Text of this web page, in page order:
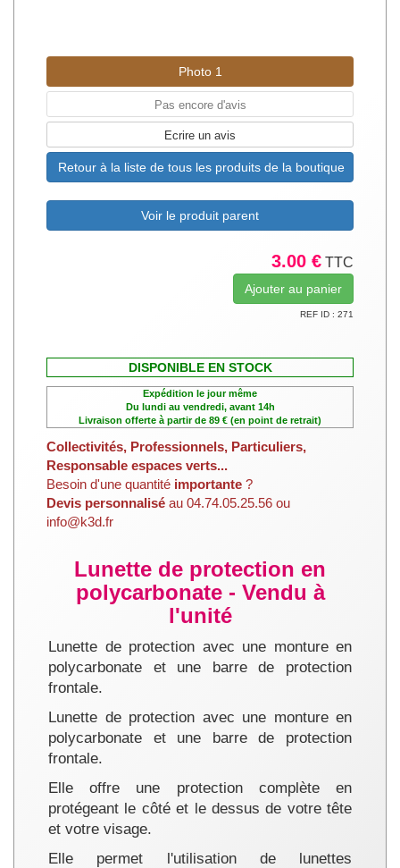
Photo 1
Pas encore d'avis
Ecrire un avis
Retour à la liste de tous les produits de la boutique
Voir le produit parent
3.00 € TTC
REF ID : 271
DISPONIBLE EN STOCK
Expédition le jour même
Du lundi au vendredi, avant 14h
Livraison offerte à partir de 89 € (en point de retrait)
Collectivités, Professionnels, Particuliers,
Responsable espaces verts...
Besoin d'une quantité importante ?
Devis personnalisé au 04.74.05.25.56 ou
info@k3d.fr
Lunette de protection en
polycarbonate - Vendu à
l'unité
Lunette de protection avec une monture en
polycarbonate et une barre de protection
frontale.
Lunette de protection avec une monture en
polycarbonate et une barre de protection
frontale.
Elle offre une protection complète en
protégeant le côté et le dessus de votre tête
et votre visage.
Elle permet l'utilisation de lunettes